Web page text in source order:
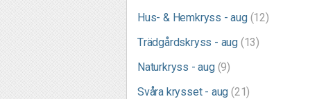
Hus- & Hemkryss - aug (12)
Trädgårdskryss - aug (13)
Naturkryss - aug (9)
Svåra krysset - aug(21)